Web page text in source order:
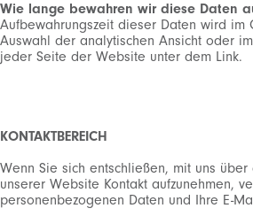
Wie lange bewahren wir diese Daten
Aufbewahrungszeit dieser Daten wird im
Auswahl der analytischen Ansicht oder
jeder Seite der Website unter dem Link.
KONTAKTBEREICH
Wenn Sie sich entschließen, mit uns
unserer Website Kontakt aufzunehmen,
personenbezogenen Daten und Ihre E-